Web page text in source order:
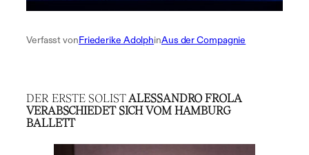
Verfasst vonFriederike AdolphinAus der Compagnie
DER ERSTE SOLIST ALESSANDRO FROLA
VERABSCHIEDET SICH VOM HAMBURG
BALLETT